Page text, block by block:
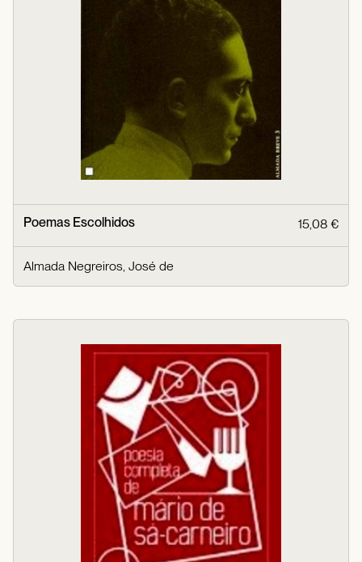
Poemas Escolhidos 15,08 €
Almada Negreiros, José de